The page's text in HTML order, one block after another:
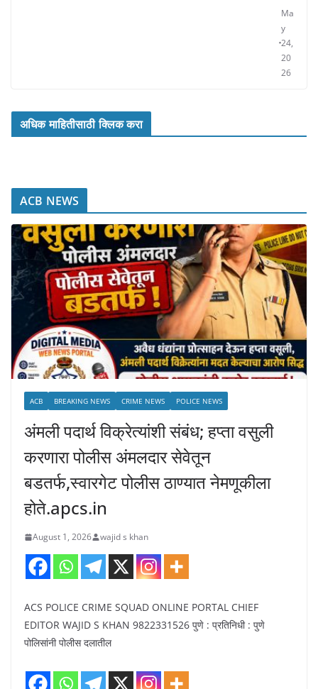
Ma
y
24,
20
26
अधिक माहितीसाठी क्लिक करा
ACB NEWS
ACB BREAKING NEWS CRIME NEWS POLICE NEWS
अंमली पदार्थ विक्रेत्यांशी संबंध; हप्ता वसुली
करणारा पोलीस अंमलदार सेवेतून
बडतर्फ,स्वारगेट पोलीस ठाण्यात नेमणूकीला
होते.apcs.in
August 1, 2026 wajid s khan
ACS POLICE CRIME SQUAD ONLINE PORTAL CHIEF
EDITOR WAJID S KHAN 9822331526 पुणे : प्रतिनिधी : पुणे
पोलिसांनी पोलीस दलातील